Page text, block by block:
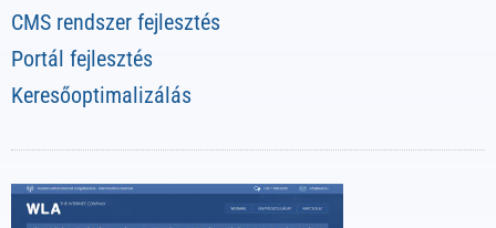
CMS rendszer fejlesztés
Portál fejlesztés
Keresőoptimalizálás